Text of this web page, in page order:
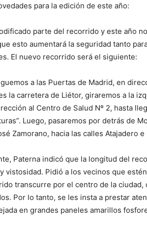
para la edición de este año:
parte del recorrido y este año
esto aumentará la seguridad tanto
El nuevo recorrido será el siguiente:
a las Puertas de Madrid, en
la carretera de Liétor, giraremos a la
al Centro de Salud Nº 2, hasta
Luego, pasaremos por detrás de
Zamorano, hacia las calles Atajadero
Paterna indicó que la longitud del
vistosidad. Pidió a los vecinos que
transcurre por el centro de la ciudad,
Por lo tanto, se les insta a prestar
en grandes paneles amarillos